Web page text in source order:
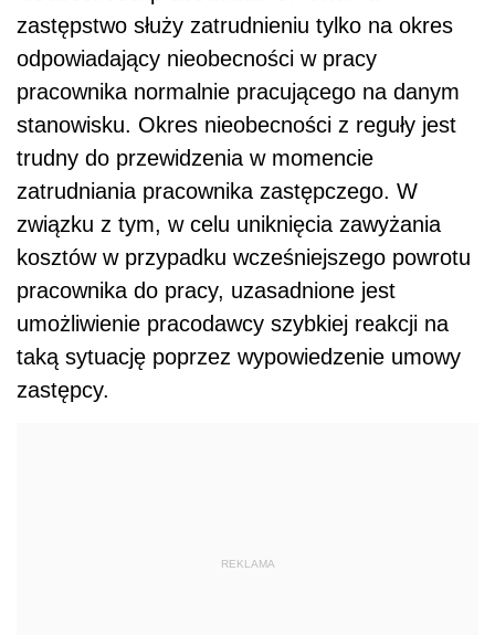
zastępstwo służy zatrudnieniu tylko na okres
odpowiadający nieobecności w pracy
pracownika normalnie pracującego na danym
stanowisku. Okres nieobecności z reguły jest
trudny do przewidzenia w momencie
zatrudniania pracownika zastępczego. W
związku z tym, w celu uniknięcia zawyżania
kosztów w przypadku wcześniejszego powrotu
pracownika do pracy, uzasadnione jest
umożliwienie pracodawcy szybkiej reakcji na
taką sytuację poprzez wypowiedzenie umowy
zastępcy.
REKLAMA